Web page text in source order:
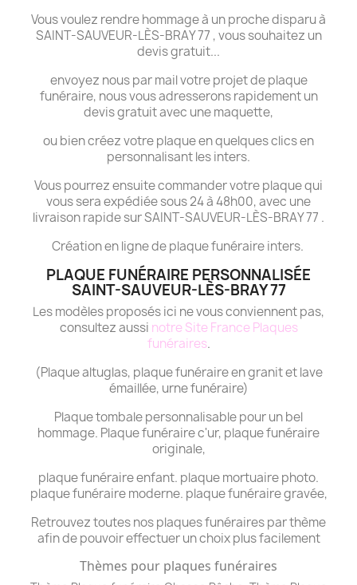
Vous voulez rendre hommage à un proche disparu à
SAINT-SAUVEUR-LÈS-BRAY 77 , vous souhaitez un
devis gratuit...
envoyez nous par mail votre projet de plaque
funéraire, nous vous adresserons rapidement un
devis gratuit avec une maquette,
ou bien créez votre plaque en quelques clics en
personnalisant les inters.
Vous pourrez ensuite commander votre plaque qui
vous sera expédiée sous 24 à 48h00, avec une
livraison rapide sur SAINT-SAUVEUR-LÈS-BRAY 77 .
Création en ligne de plaque funéraire inters.
PLAQUE FUNÉRAIRE PERSONNALISÉE
SAINT-SAUVEUR-LÈS-BRAY 77
Les modèles proposés ici ne vous conviennent pas,
consultez aussi notre Site France Plaques
funéraires.
(Plaque altuglas, plaque funéraire en granit et lave
émaillée, urne funéraire)
Plaque tombale personnalisable pour un bel
hommage. Plaque funéraire c'ur, plaque funéraire
originale,
plaque funéraire enfant. plaque mortuaire photo.
plaque funéraire moderne. plaque funéraire gravée,
Retrouvez toutes nos plaques funéraires par thème
afin de pouvoir effectuer un choix plus facilement
Thèmes pour plaques funéraires